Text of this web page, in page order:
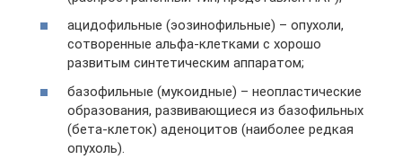
ацидофильные (эозинофильные) – опухоли,
сотворенные альфа-клетками с хорошо
развитым синтетическим аппаратом;
базофильные (мукоидные) – неопластические
образования, развивающиеся из базофильных
(бета-клеток) аденоцитов (наиболее редкая
опухоль).